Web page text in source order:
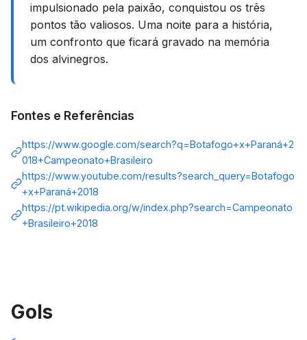
impulsionado pela paixão, conquistou os três
pontos tão valiosos. Uma noite para a história,
um confronto que ficará gravado na memória
dos alvinegros.
Fontes e Referências
https://www.google.com/search?q=Botafogo+x+Paraná+2
018+Campeonato+Brasileiro
https://www.youtube.com/results?search_query=Botafogo
+x+Paraná+2018
https://pt.wikipedia.org/w/index.php?search=Campeonato
+Brasileiro+2018
Gols